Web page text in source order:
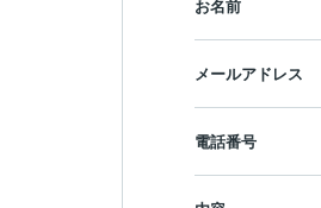
お名前
メールアドレス
電話番号